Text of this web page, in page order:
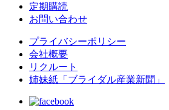
定期購読
お問い合わせ
プライバシーポリシー
会社概要
リクルート
姉妹紙「ブライダル産業新聞」